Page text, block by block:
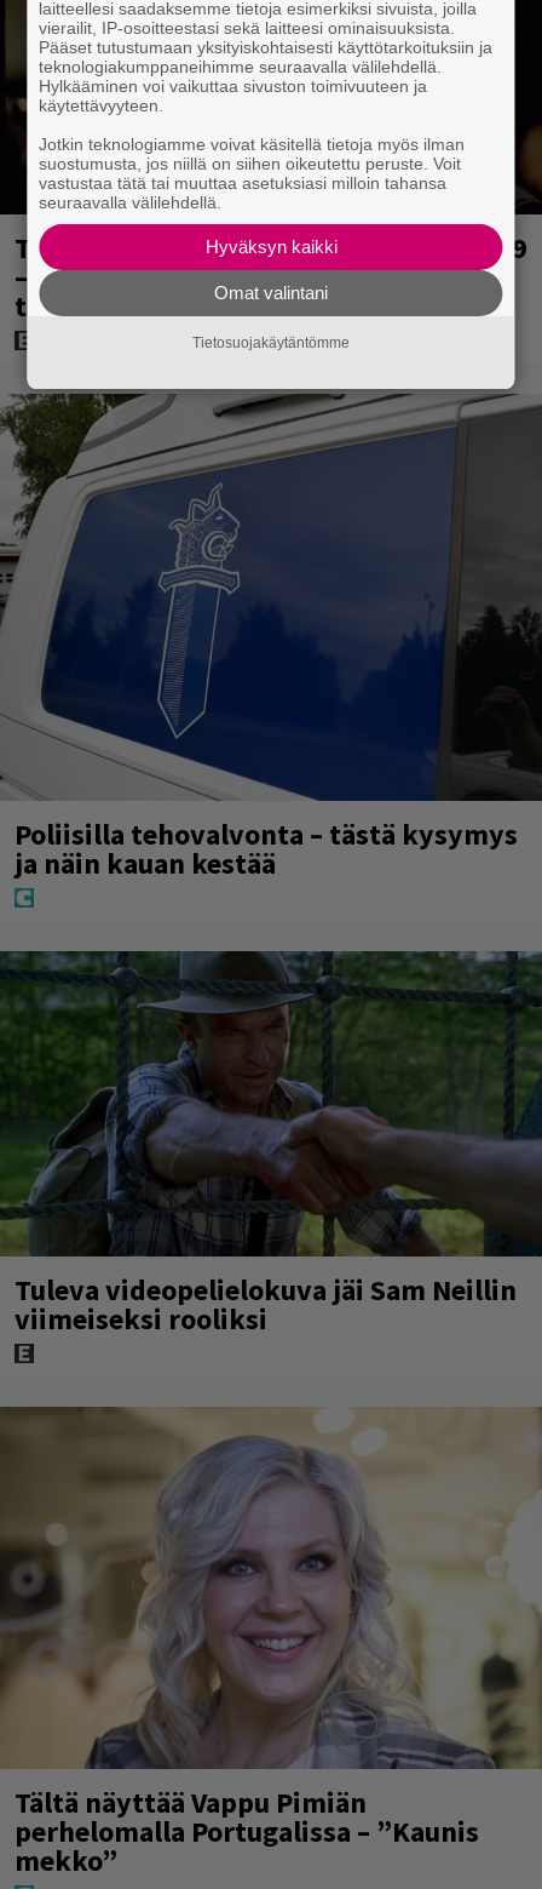
Tänään tv:ssä: Loistoleffa vuodelta 1999
– Stephen King ja Tom Hanks laadun
takeina
Poliisilla tehovalvonta – tästä kysymys
ja näin kauan kestää
Tuleva videopelielokuva jäi Sam Neillin
viimeiseksi rooliksi
Tältä näyttää Vappu Pimiän
perhelomalla Portugalissa – ”Kaunis
mekko”
laitteellesi saadaksemme tietoja esimerkiksi sivuista, joilla
vierailit, IP-osoitteestasi sekä laitteesi ominaisuuksista.
Pääset tutustumaan yksityiskohtaisesti käyttötarkoituksiin ja
teknologiakumppaneihimme seuraavalla välilehdellä.
Hylkääminen voi vaikuttaa sivuston toimivuuteen ja
käytettävyyteen.
Jotkin teknologiamme voivat käsitellä tietoja myös ilman
suostumusta, jos niillä on siihen oikeutettu peruste. Voit
vastustaa tätä tai muuttaa asetuksiasi milloin tahansa
seuraavalla välilehdellä.
Hyväksyn kaikki
Omat valintani
Tietosuojakäytäntömme